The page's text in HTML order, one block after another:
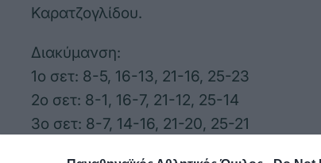
Καρατζογλίδου.
Διακύμανση:
1ο σετ: 8-5, 16-13, 21-16, 25-23
2ο σετ: 8-1, 16-7, 21-12, 25-14
3ο σετ: 8-7, 14-16, 21-20, 25-21